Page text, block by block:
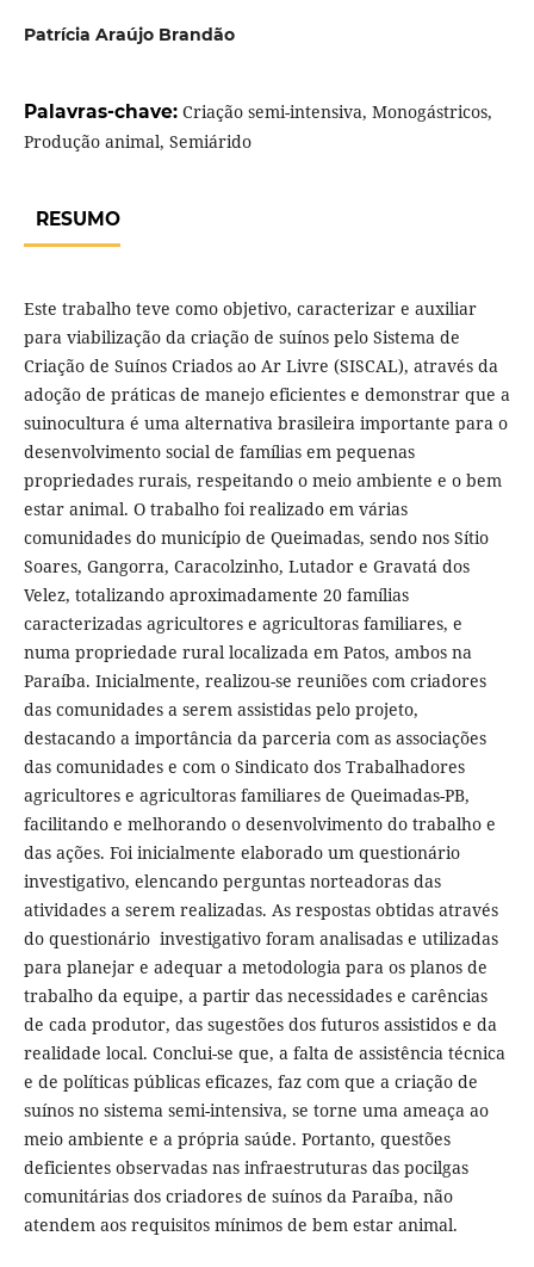
Patrícia Araújo Brandão
Palavras-chave: Criação semi-intensiva, Monogástricos,
Produção animal, Semiárido
RESUMO
Este trabalho teve como objetivo, caracterizar e auxiliar
para viabilização da criação de suínos pelo Sistema de
Criação de Suínos Criados ao Ar Livre (SISCAL), através da
adoção de práticas de manejo eficientes e demonstrar que a
suinocultura é uma alternativa brasileira importante para o
desenvolvimento social de famílias em pequenas
propriedades rurais, respeitando o meio ambiente e o bem
estar animal. O trabalho foi realizado em várias
comunidades do município de Queimadas, sendo nos Sítio
Soares, Gangorra, Caracolzinho, Lutador e Gravatá dos
Velez, totalizando aproximadamente 20 famílias
caracterizadas agricultores e agricultoras familiares, e
numa propriedade rural localizada em Patos, ambos na
Paraíba. Inicialmente, realizou-se reuniões com criadores
das comunidades a serem assistidas pelo projeto,
destacando a importância da parceria com as associações
das comunidades e com o Sindicato dos Trabalhadores
agricultores e agricultoras familiares de Queimadas-PB,
facilitando e melhorando o desenvolvimento do trabalho e
das ações. Foi inicialmente elaborado um questionário
investigativo, elencando perguntas norteadoras das
atividades a serem realizadas. As respostas obtidas através
do questionário investigativo foram analisadas e utilizadas
para planejar e adequar a metodologia para os planos de
trabalho da equipe, a partir das necessidades e carências
de cada produtor, das sugestões dos futuros assistidos e da
realidade local. Conclui-se que, a falta de assistência técnica
e de políticas públicas eficazes, faz com que a criação de
suínos no sistema semi-intensiva, se torne uma ameaça ao
meio ambiente e a própria saúde. Portanto, questões
deficientes observadas nas infraestruturas das pocilgas
comunitárias dos criadores de suínos da Paraíba, não
atendem aos requisitos mínimos de bem estar animal.